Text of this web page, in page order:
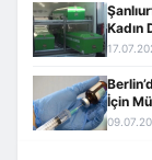
Kadın
İçin